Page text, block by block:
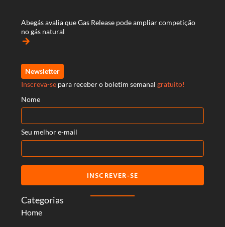
Categorias
Home
Abegás avalia que Gas Release pode ampliar competição
no gás natural
arrow_forward
Newsletter
Inscreva-se para receber o boletim semanal gratuito!
Nome
Seu melhor e-mail
INSCREVER-SE